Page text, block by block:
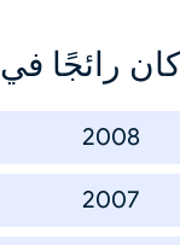
رائجًا في
2008
2007